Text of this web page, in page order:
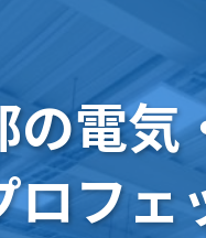
の電
ロフェ